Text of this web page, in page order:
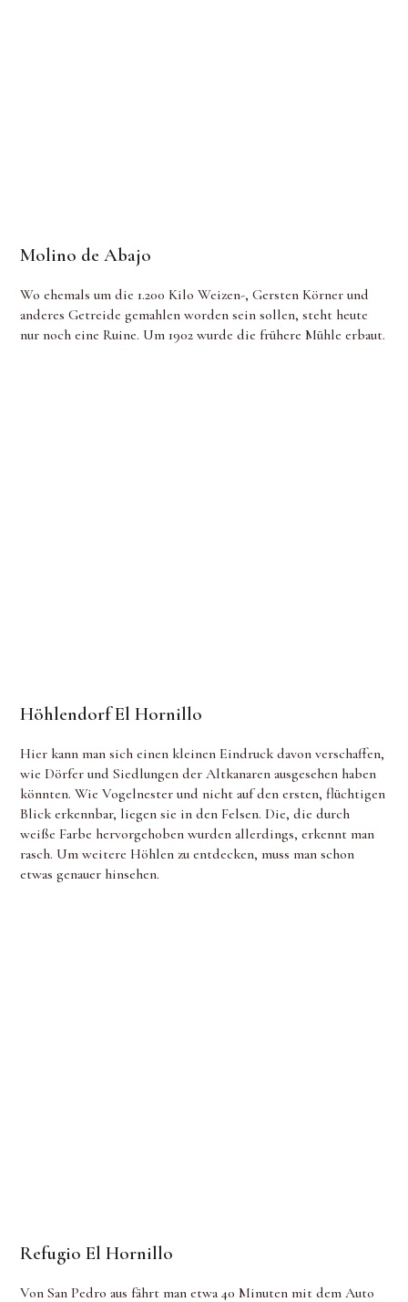
Molino de Abajo
Wo ehemals um die 1.200 Kilo Weizen-, Gersten Körner und
anderes Getreide gemahlen worden sein sollen, steht heute
nur noch eine Ruine. Um 1902 wurde die frühere Mühle erbaut.
Höhlendorf El Hornillo
Hier kann man sich einen kleinen Eindruck davon verschaffen,
wie Dörfer und Siedlungen der Altkanaren ausgesehen haben
könnten. Wie Vogelnester und nicht auf den ersten, flüchtigen
Blick erkennbar, liegen sie in den Felsen. Die, die durch
weiße Farbe hervorgehoben wurden allerdings, erkennt man
rasch. Um weitere Höhlen zu entdecken, muss man schon
etwas genauer hinsehen.
Refugio El Hornillo
Von San Pedro aus fährt man etwa 40 Minuten mit dem Auto